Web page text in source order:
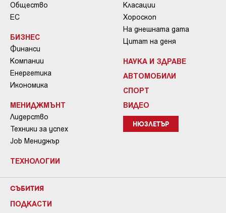
Общество
ЕС
БИЗНЕС
Финанси
Компании
Енергетика
Икономика
МЕНИДЖМЪНТ
Лидерство
Техники за успех
Job Мениджър
ТЕХНОЛОГИИ
Класации
Хороскоп
На днешната дата
Цитат на деня
НАУКА И ЗДРАВЕ
АВТОМОБИЛИ
СПОРТ
ВИДЕО
НЮЗЛЕТЪР
СЪБИТИЯ
ПОДКАСТИ